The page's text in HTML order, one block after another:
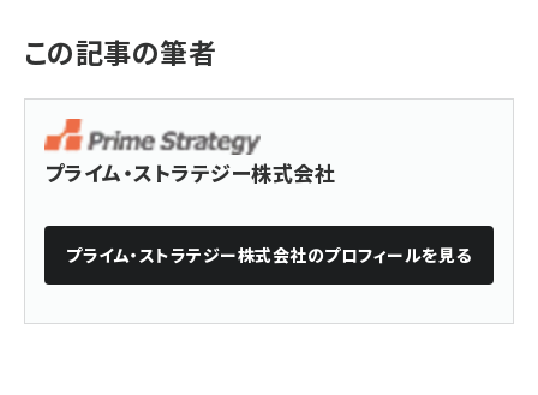
この記事の筆者
プライム・ストラテジー株式会社
プライム・ストラテジー株式会社のプロフィールを見る